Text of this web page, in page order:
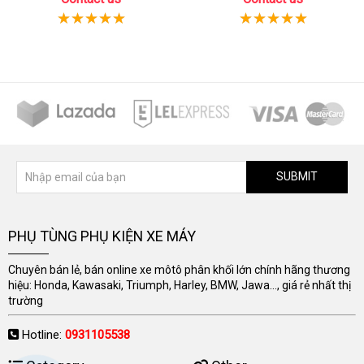
SUBMIT
PHỤ TÙNG PHỤ KIỆN XE MÁY
Chuyên bán lẻ, bán online xe môtô phân khối lớn chính hãng thương
hiệu: Honda, Kawasaki, Triumph, Harley, BMW, Jawa..., giá rẻ nhất thị
trường
Hotline: 0931105538